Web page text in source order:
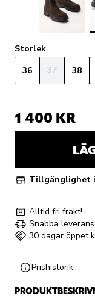
Storlek
36
37 38
1 400 KR
Tillgänglighet
Alltid fri frakt!
Snabba
30 dagar öppet
Prishistorik